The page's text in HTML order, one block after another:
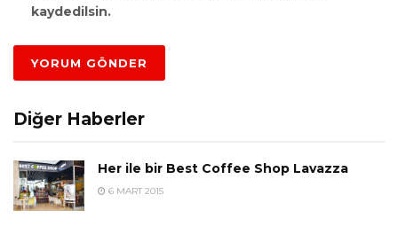
kaydedilsin.
Diğer Haberler
Her ile bir Best Coffee Shop Lavazza
6 MART 2015